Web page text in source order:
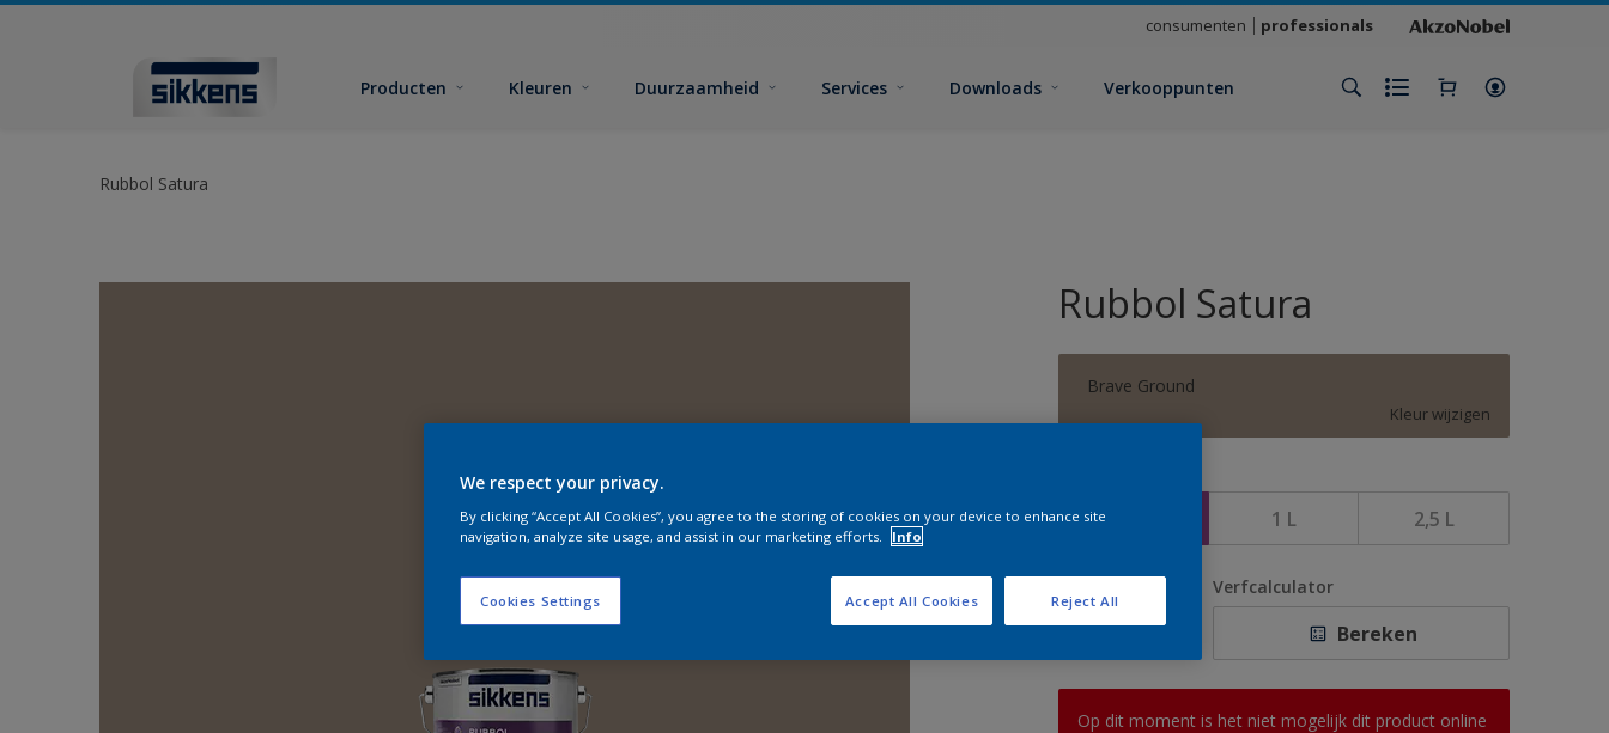
consumenten professionals
Producten Kleuren Duurzaamheid Services Downloads Verkooppunten
Rubbol Satura
Rubbol Satura
Brave Ground
Kleur wijzigen
500 ML 1 L 2,5 L
Verfcalculator
Bereken
Op dit moment is het niet mogelijk dit product online
We respect your privacy.
By clicking “Accept All Cookies”, you agree to the storing of cookies on your device to enhance site
navigation, analyze site usage, and assist in our marketing efforts.
Info
Cookies Settings Reject All
Accept All Cookies